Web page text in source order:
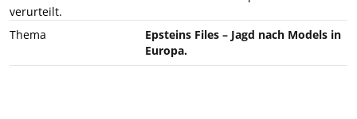
verurteilt.
Thema
Epsteins Files – Jagd nach Models in
Europa.